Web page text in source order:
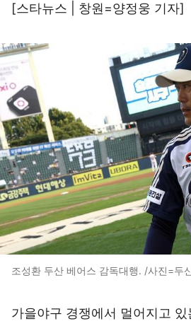
[스타뉴스 | 창원=양정웅 기자]
조성환 두산 베어스 감독대행. /사진=두
가을야구 경쟁에서 멀어지고